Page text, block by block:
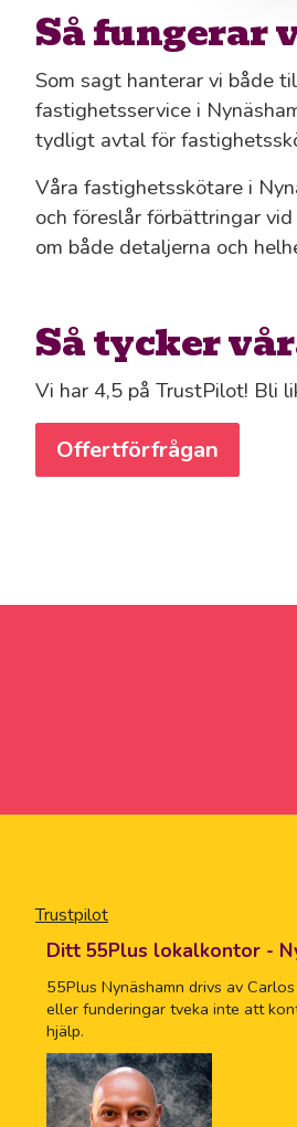
Så fungerar
Som sagt hanterar vi både
fastighetsservice i
tydligt avtal för
Våra fastighetsskötare i
och föreslår förbättringar
om både detaljerna och
Så tycker
Vi har 4,5 på TrustPilot! Bli
Offertförfrågan
Trustpilot
Ditt 55Plus lokalkontor -
55Plus Nynäshamn drivs av
eller funderingar tveka inte att
hjälp.